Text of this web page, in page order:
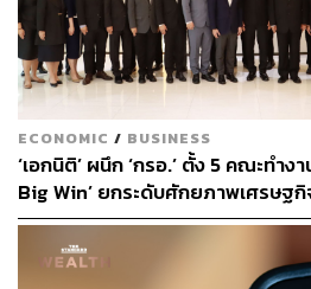
ECONOMIC / BUSINESS
‘เอกนิติ’ ผนึก ‘กรอ.’ ตั้ง 5 คณะทำ
Big Win’ ยกระดับศักยภาพเศรษฐกิ